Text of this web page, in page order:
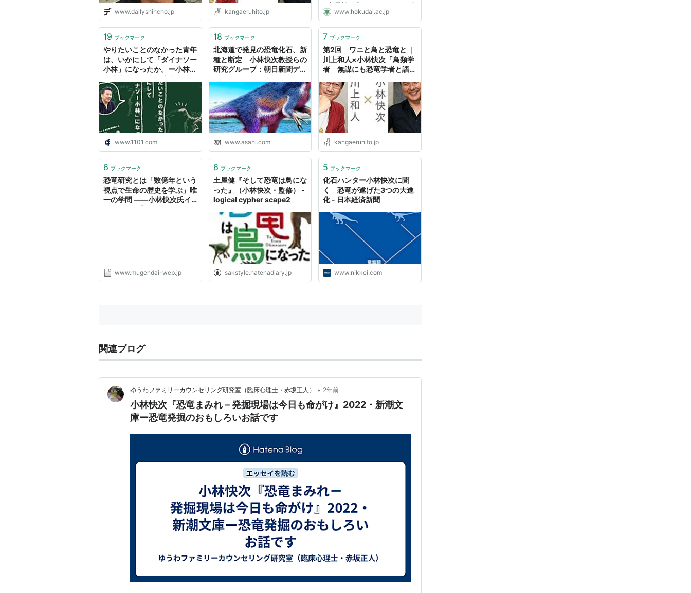
www.dailyshincho.jp kangaeruhito.jp
●新属新種「カンクウルウ」の研
究による大型ティラノサウルス類
アメリカをまたぐ大陸間移動と進
の...
www.hokudai.ac.jp
19 ブックマーク
やりたいことのなかった青年
は、いかにして「ダイナソー
小林」になったか。ー小林快
スメー | ほぼ日
www.1101.com
18 ブックマーク
北海道で発見の恐竜化石、新
種と断定 小林快次教授らの
研究グループ：朝日新聞デジ
www.asahi.com
7 ブックマーク
第2回 ワニと鳥と恐竜と ｜
川上和人×小林快次「鳥類学
者 無謀にも恐竜学者と語り
於神楽坂ラカグ） ｜ 川上和
人 , 小林快次 ｜ 対談・イン
タビュー ｜ 考える人 ｜ 新潮
社
kangaeruhito.jp
6 ブックマーク
恐竜研究とは「数億年という
視点で生命の歴史を学ぶ」唯
一の学問 ――小林快次氏イ
www.mugendai-web.jp
6 ブックマーク
土屋健『そして恐竜は鳥にな
った』（小林快次・監修） -
logical cypher scape2
sakstyle.hatenadiary.jp
5 ブックマーク
化石ハンター小林快次に聞
く 恐竜が遂げた3つの大進
化 - 日本経済新聞
www.nikkei.com
関連ブログ
ゆうわファミリーカウンセリング研究室（臨床心理士・赤坂正人） • 2年前
小林快次『恐竜まみれ－発掘現場は今日も命がけ』2022・新潮文
庫ー恐竜発掘のおもしろいお話です